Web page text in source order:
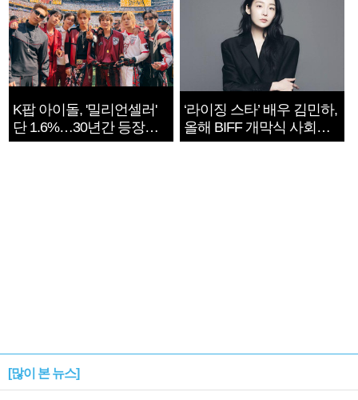
K팝 아이돌, '밀리언셀러'
단 1.6%…30년간 등장
1182개팀 전수조사
‘라이징 스타’ 배우 김민하,
올해 BIFF 개막식 사회자
확정
[많이 본 뉴스]